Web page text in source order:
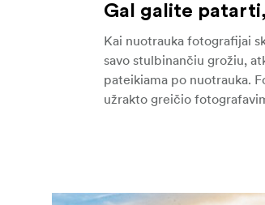
Gal galite
Kai nuotrauka fotografijai
savo stulbinančiu grožiu,
pateikiama po nuotrauka.
užrakto greičio